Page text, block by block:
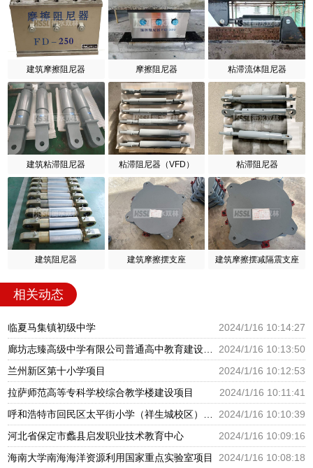
建筑摩擦阻尼器 摩擦阻尼器 粘滞流体阻尼器
建筑粘滞阻尼器 粘滞阻尼器（VFD） 粘滞阻尼器
建筑阻尼器 建筑摩擦摆支座 建筑摩擦摆减隔震支座
相关动态
临夏马集镇初级中学
2024/1/16 10:14:27
2024/1/16 10:13:50
兰州新区第十小学项目
2024/1/16 10:12:53
拉萨师范高等专科学校综合教学楼建设项目
2024/1/16 10:11:41
2024/1/16 10:10:39
河北省保定市蠡县启发职业技术教育中心
2024/1/16 10:09:16
海南大学南海海洋资源利用国家重点实验室项目
2024/1/16 10:08:18